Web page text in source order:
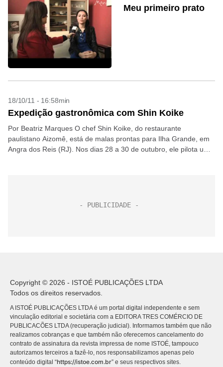
Meu primeiro prato
18/10/11 - 16:58min
Expedição gastronômica com Shin Koike
Por Beatriz Marques O chef Shin Koike, do restaurante
paulistano Aizomê, está de malas prontas para Ilha Grande, em
Angra dos Reis (RJ). Nos dias 28 a 30 de outubro, ele pilota uma
Copyright © 2026 - ISTOÉ PUBLICAÇÕES LTDA
Todos os direitos reservados.
A ISTOÉ PUBLICAÇÕES LTDA é um portal digital independente e sem
vinculação editorial e societária com a EDITORA TRES COMÉRCIO DE
PUBLICACÕES LTDA (recuperação judicial). Informamos também que não
realizamos cobranças e que também não oferecemos cancelamento do
contrato de assinatura da revista impressa de nome ISTOÉ, tampouco
autorizamos terceiros a fazê-lo, nos responsabilizamos apenas pelo
conteúdo digital “https://istoe.com.br” e seus respectivos sites.